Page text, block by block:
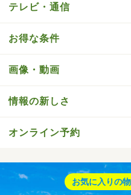
テレビ・通信
お得な条件
画像・動画
情報の新しさ
オンライン予約
お気に入りの